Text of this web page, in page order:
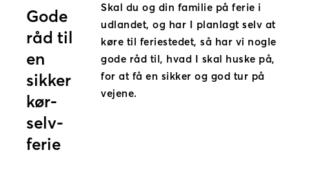
Gode
råd til
en
sikker
kør-
selv-
ferie
Skal du og din familie på ferie i
udlandet, og har I planlagt selv at
køre til feriestedet, så har vi nogle
gode råd til, hvad I skal huske på,
for at få en sikker og god tur på
vejene.